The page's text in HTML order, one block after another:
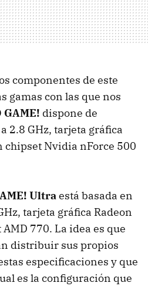
componentes de este
gamas con las que nos
GAME! dispone de
2.8 GHz, tarjeta gráfica
chipset Nvidia nForce 500
Ultraestá basada en
tarjeta gráfica Radeon
770. La idea es que
distribuir sus propios
especificaciones y que
es la configuración que